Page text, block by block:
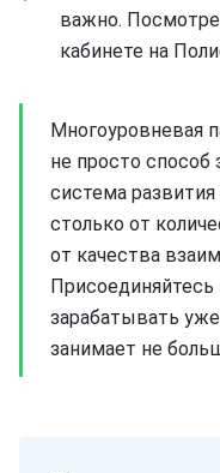
важно.
кабинете на
Многоуровневая
не просто способ
система
столько от
от качества
Присоединяйтесь
зарабатывать
занимает не